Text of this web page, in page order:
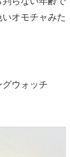
オモチャみた
ウォッチ